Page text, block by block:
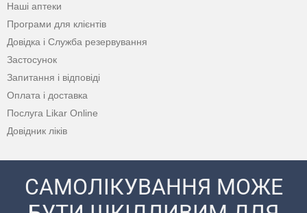
Наші аптеки
Програми для клієнтів
Довідка і Служба резервування
Застосунок
Запитання і відповіді
Оплата і доставка
Послуга Likar Online
Довідник ліків
САМОЛІКУВАННЯ МОЖЕ